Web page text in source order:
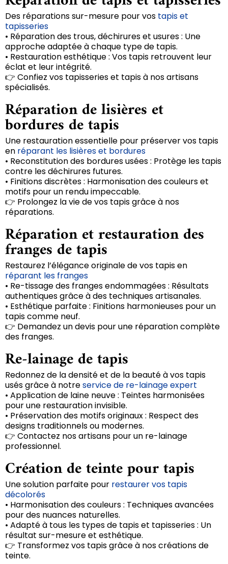
Des réparations sur-mesure pour vos tapis et
tapisseries
• Réparation des trous, déchirures et usures : Une
approche adaptée à chaque type de tapis.
• Restauration esthétique : Vos tapis retrouvent leur
éclat et leur intégrité.
👉 Confiez vos tapisseries et tapis à nos artisans
spécialisés.
Réparation de lisières et
bordures de tapis
Une restauration essentielle pour préserver vos tapis
en réparant les lisières et bordures
• Reconstitution des bordures usées : Protège les tapis
contre les déchirures futures.
• Finitions discrètes : Harmonisation des couleurs et
motifs pour un rendu impeccable.
👉 Prolongez la vie de vos tapis grâce à nos
réparations.
Réparation et restauration des
franges de tapis
Restaurez l’élégance originale de vos tapis en
réparant les franges
• Re-tissage des franges endommagées : Résultats
authentiques grâce à des techniques artisanales.
• Esthétique parfaite : Finitions harmonieuses pour un
tapis comme neuf.
👉 Demandez un devis pour une réparation complète
des franges.
Re-lainage de tapis
Redonnez de la densité et de la beauté à vos tapis
usés grâce à notreservice de re-lainage expert
• Application de laine neuve : Teintes harmonisées
pour une restauration invisible.
• Préservation des motifs originaux : Respect des
designs traditionnels ou modernes.
👉 Contactez nos artisans pour un re-lainage
professionnel.
Création de teinte pour tapis
Une solution parfaite pour restaurer vos tapis
décolorés
• Harmonisation des couleurs : Techniques avancées
pour des nuances naturelles.
• Adapté à tous les types de tapis et tapisseries : Un
résultat sur-mesure et esthétique.
👉 Transformez vos tapis grâce à nos créations de
teinte.